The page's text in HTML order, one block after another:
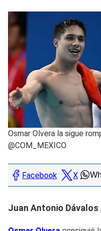
Osmar Olvera la sigue
@COM_MEXICO
Facebook X
Juan Antonio Dávalos